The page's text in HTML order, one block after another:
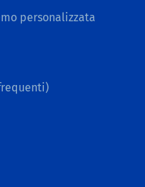
personalizzata